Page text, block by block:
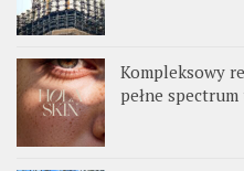
Kompleksowy
pełne